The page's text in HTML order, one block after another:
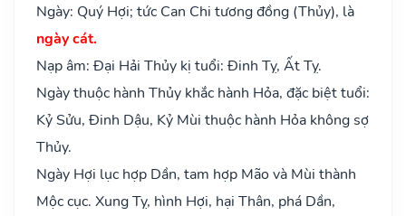
Ngày: Quý Hợi; tức Can Chi tương đồng (Thủy), là
ngày cát.
Nạp âm: Đại Hải Thủy kị tuổi: Đinh Tỵ, Ất Tỵ.
Ngày thuộc hành Thủy khắc hành Hỏa, đặc biệt tuổi:
Kỷ Sửu, Đinh Dậu, Kỷ Mùi thuộc hành Hỏa không sợ
Thủy.
Ngày Hợi lục hợp Dần, tam hợp Mão và Mùi thành
Mộc cục. Xung Tỵ, hình Hợi, hại Thân, phá Dần,